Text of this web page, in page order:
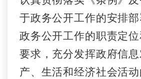
于政务公开工作的安排
政务公开工作的职责定
要求，充分发挥政府信
产、生活和经济社会活动